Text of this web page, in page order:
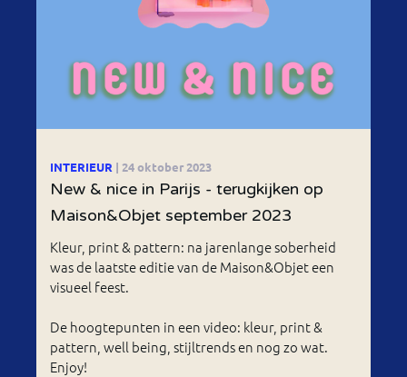
INTERIEUR | 24 oktober 2023
New & nice in Parijs - terugkijken op
Maison&Objet september 2023
Kleur, print & pattern: na jarenlange soberheid
was de laatste editie van de Maison&Objet een
visueel feest.
De hoogtepunten in een video: kleur, print &
pattern, well being, stijltrends en nog zo wat.
Enjoy!